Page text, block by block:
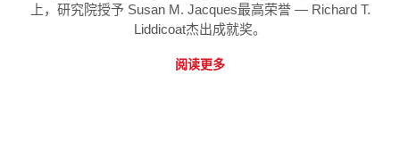
上，研究院授予 Susan M. Jacques最高荣誉 — Richard T.
Liddicoat杰出成就奖。
阅读更多